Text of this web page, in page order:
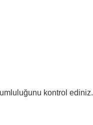
kontrol ediniz.